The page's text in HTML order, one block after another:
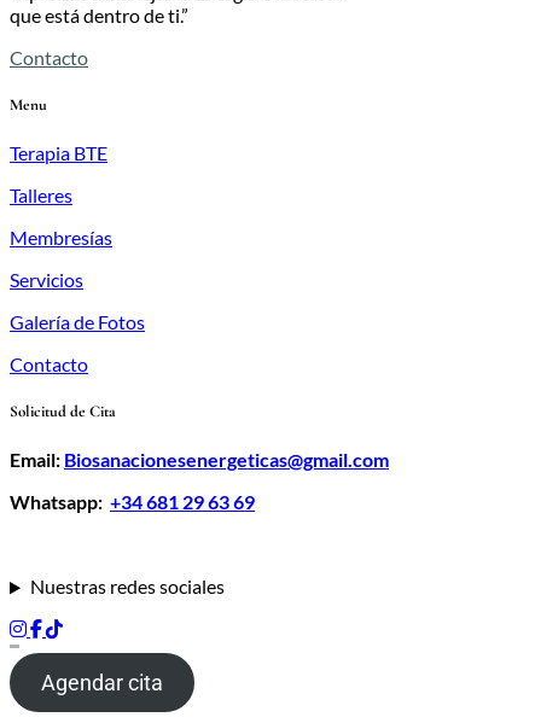
que está dentro de ti.”
Contacto
Menu
Terapia BTE
Talleres
Membresías
Servicios
Galería de Fotos
Contacto
Solicitud de Cita
Email: Biosanacionesenergeticas@gmail.com
Whatsapp: +34 681 29 63 69
Nuestras redes sociales
Agendar cita